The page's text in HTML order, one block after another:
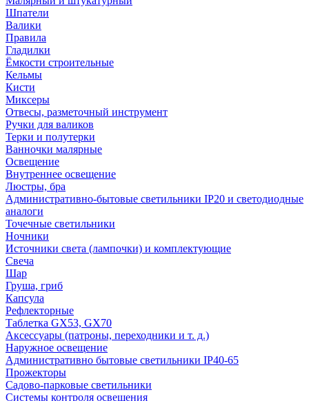
Шпатели
Валики
Правила
Гладилки
Ёмкости строительные
Кельмы
Кисти
Миксеры
Отвесы, разметочный инструмент
Ручки для валиков
Терки и полутерки
Ванночки малярные
Освещение
Внутреннее освещение
Люстры, бра
Административно-бытовые светильники IP20 и светодиодные
аналоги
Точечные светильники
Ночники
Источники света (лампочки) и комплектующие
Свеча
Шар
Груша, гриб
Капсула
Рефлекторные
Таблетка GX53, GX70
Аксессуары (патроны, переходники и т. д.)
Наружное освещение
Административно бытовые светильники IP40-65
Прожекторы
Садово-парковые светильники
Системы контроля освещения